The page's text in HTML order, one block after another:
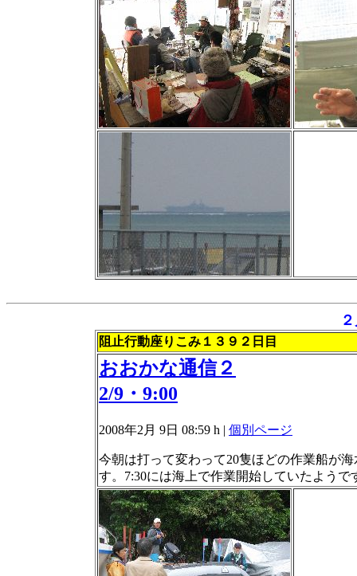
阻止行動座りこみ１３９２日目
おおかな通信２
2/9・9:00
2008年2月 9日 08:59 h | 個別ページ
今朝は打って変わって20隻ほどの作業船が
す。7:30には海上で作業開始していたよう